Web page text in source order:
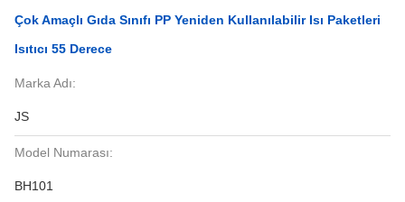
Çok Amaçlı Gıda Sınıfı PP Yeniden Kullanılabilir Isı Paketleri
Isıtıcı 55 Derece
Marka Adı:
JS
Model Numarası:
BH101